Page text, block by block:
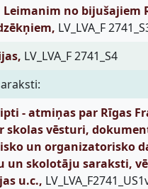
Leimanim no bijušajiem
LV_LVA_F
LV_LVA_F 2741_S4
- atmiņas par Rīgas
skolas vēsturi,
un organizatorisko
un skolotāju saraksti,
u.c.,